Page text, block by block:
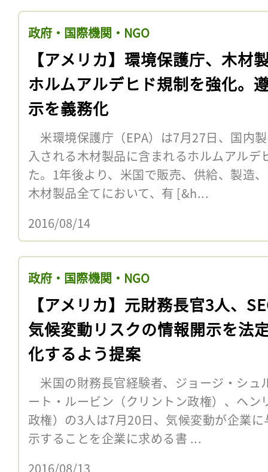
政府・国際機関・NGO
【アメリカ】環境保護庁、木材
ホルムアルデヒド規制を強化。
示を義務化
米環境保護庁（EPA）は7月27日、国内
入される木材製品に含まれるホルムアル
た。1年後より、米国で販売、供給、製造
木材製品全てにおいて、有 [&h...
2016/08/14
政府・国際機関・NGO
【アメリカ】元財務長官3人、
気候変動リスクの情報開示を法
化するよう提案
米国の財務長官経験者、ジョージ・シュ
ート・ルービン（クリントン政権）、ヘ
政権）の3人は7月20日、気候変動が企業
示することを企業に求める書 ...
2016/08/13